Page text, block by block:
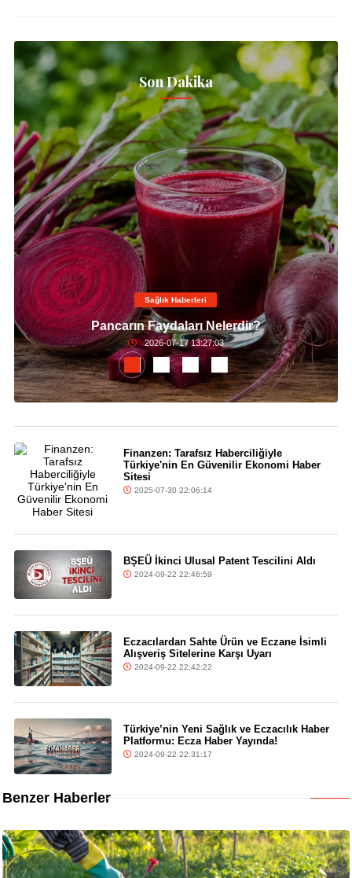
Son Dakika
Sağlık Haberleri
Pancarın Faydaları Nelerdir?
2026-07-17 13:27:03
Finanzen: Tarafsız Haberciliğiyle
Türkiye'nin En Güvenilir Ekonomi Haber
Sitesi
2025-07-30 22:06:14
BŞEÜ İkinci Ulusal Patent Tescilini Aldı
2024-09-22 22:46:59
Eczacılardan Sahte Ürün ve Eczane İsimli
Alışveriş Sitelerine Karşı Uyarı
2024-09-22 22:42:22
Türkiye’nin Yeni Sağlık ve Eczacılık Haber
Platformu: Ecza Haber Yayında!
2024-09-22 22:31:17
Benzer Haberler